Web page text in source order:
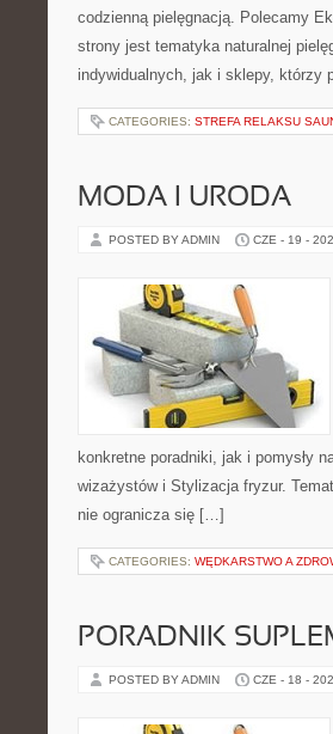
codzienną pielęgnacją. Polecamy
strony jest tematyka naturalnej
indywidualnych, jak i sklepy,
CATEGORIES: STREFA RELAKSU
MODA I URODA
POSTED BY ADMIN CZE - 19 -
konkretne poradniki, jak i pomysły
wizażystów i Stylizacja fryzur.
nie ogranicza się […]
CATEGORIES: WĘDKARSTWO A
PORADNIK
POSTED BY ADMIN CZE - 18 -